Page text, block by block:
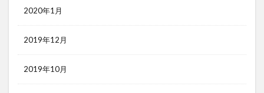
2020年1月
2019年12月
2019年10月